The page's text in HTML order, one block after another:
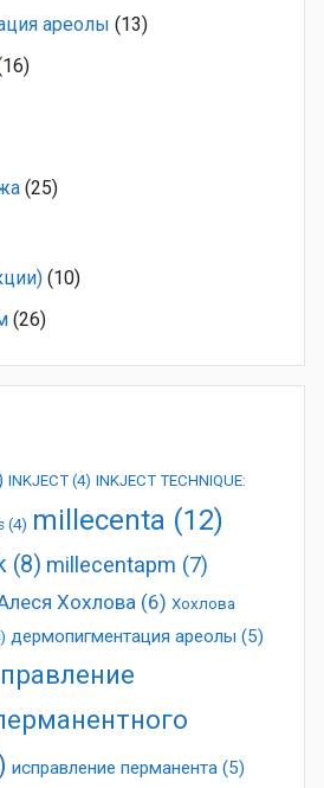
ареолы (13)
(25)
(10)
(26)
INKJECT (4) INKJECT TECHNIQUE:
(4) millecenta (12)
(8) millecentapm (7)
Хохлова (6) Хохлова
дермопигментация ареолы (5)
исправление перманента (5)